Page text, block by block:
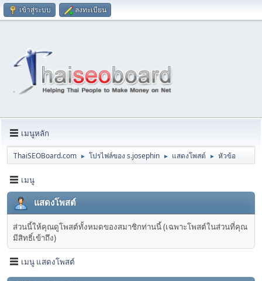
เข้าสู่ระบบ ลงทะเบียน
เมนูหลัก
ThaiSEOBoard.com ► โปรไฟล์ของ s.josephin ► แสดงโพสต์ ► หัวข้อ
เมนู
แสดงโพสต์
ส่วนนี้ให้คุณดูโพสต์ทั้งหมดของสมาชิกท่านนี้ (เฉพาะโพสต์ในส่วนที่คุณ
มีสิทธิ์เข้าถึง)
เมนู แสดงโพสต์